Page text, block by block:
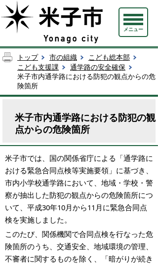
メニュー
トップ 市の組織
こども総本部
こども支援課
通学路の安全確保
米子市内通学路における防犯の観点からの危
険箇所
米子市内通学路における防犯の観
点からの危険箇所
米子市では、国の関係省庁による「通学路に
おける緊急合同点検等実施要領」に基づき、
市内小学校通学路において、地域・学校・警
察が抽出した防犯の観点からの危険箇所につ
いて、平成30年10月から11月に緊急合同点
検を実施しました。
このたび、関係機関で合同点検を行なった危
険箇所のうち、交通安全、地域環境の管理、
不審者に関するものを除く、「暗がりが続き